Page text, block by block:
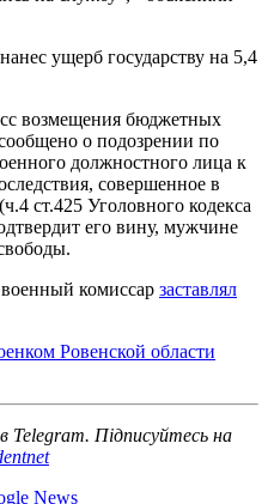
ущерб государству на 5,4
возмещения бюджетных
о подозрении по
должностного лица к
совершенное в
ст.425 Уголовного кодекса
его вину, мужчине
комиссар заставлял
Ровенской области
в Telegram. Підписуйтесь на
News